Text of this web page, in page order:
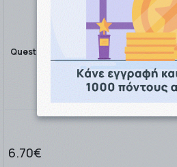
Quest Promo Vitamin C With Rosehips &
6.70€